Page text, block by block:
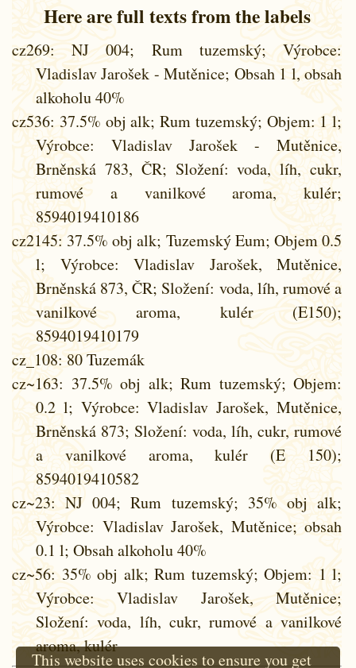
Here are full texts from the labels
cz269: NJ 004; Rum tuzemský; Výrobce:
Vladislav Jarošek - Mutěnice; Obsah 1 l, obsah
alkoholu 40%
cz536: 37.5% obj alk; Rum tuzemský; Objem: 1 l;
Výrobce: Vladislav Jarošek - Mutěnice,
Brněnská 783, ČR; Složení: voda, líh, cukr,
rumové a vanilkové aroma, kulér;
8594019410186
cz2145: 37.5% obj alk; Tuzemský Eum; Objem 0.5
l; Výrobce: Vladislav Jarošek, Mutěnice,
Brněnská 873, ČR; Složení: voda, líh, rumové a
vanilkové aroma, kulér (E150);
8594019410179
cz_108: 80 Tuzemák
cz~163: 37.5% obj alk; Rum tuzemský; Objem:
0.2 l; Výrobce: Vladislav Jarošek, Mutěnice,
Brněnská 873; Složení: voda, líh, cukr, rumové
a vanilkové aroma, kulér (E 150);
8594019410582
cz~23: NJ 004; Rum tuzemský; 35% obj alk;
Výrobce: Vladislav Jarošek, Mutěnice; obsah
0.1 l; Obsah alkoholu 40%
cz~56: 35% obj alk; Rum tuzemský; Objem: 1 l;
Výrobce: Vladislav Jarošek, Mutěnice;
Složení: voda, líh, cukr, rumové a vanilkové
aroma, kulér
This website uses cookies to ensure you get